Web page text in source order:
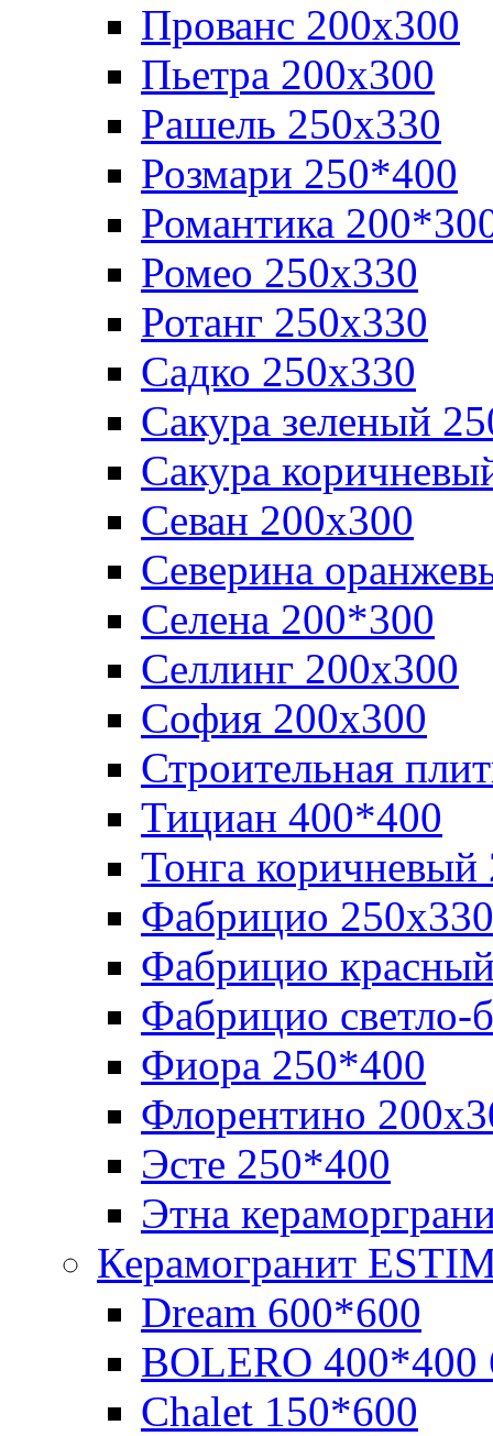
Прованс 200х300
Пьетра 200х300
Рашель 250х330
Розмари 250*400
Романтика
Ромео 250x330
Ротанг 250х330
Садко 250х330
Сакура зеленый
Сакура
Севан 200х300
Северина
Селена 200*300
Селлинг 200х300
София 200х300
Строительная
Тициан 400*400
Тонга коричневый
Фабрицио 250х330
Фабрицио
Фабрицио светло-
Фиора 250*400
Флорентино
Эсте 250*400
Этна
Керамогранит
Dream 600*600
BOLERO 400*400
Chalet 150*600